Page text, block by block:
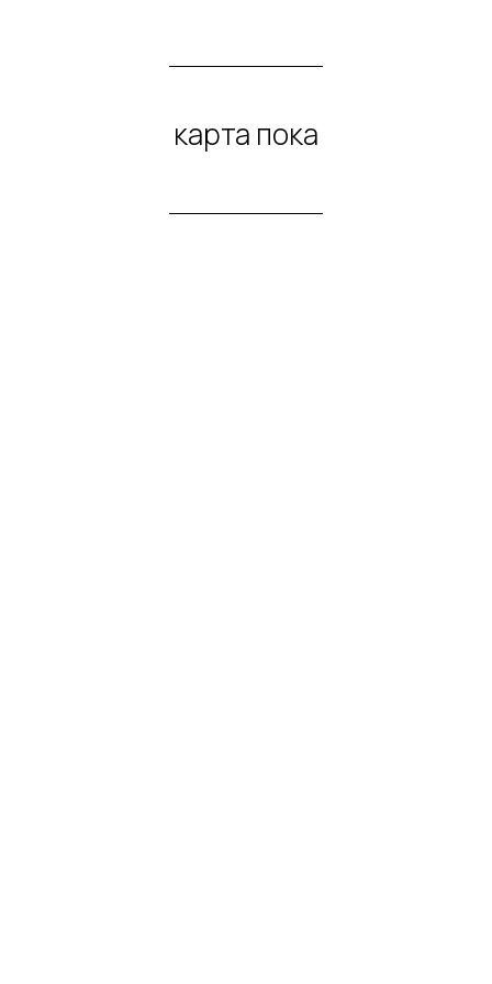
карта пока